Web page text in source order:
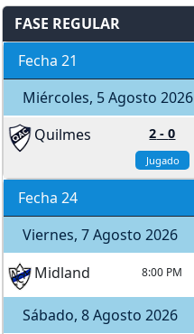
FASE REGULAR
Fecha 21
Miércoles, 5 Agosto 2026
Quilmes
2 -0
Jugado
Fecha 24
Viernes, 7 Agosto 2026
Midland
8:00 PM
Sábado, 8 Agosto 2026